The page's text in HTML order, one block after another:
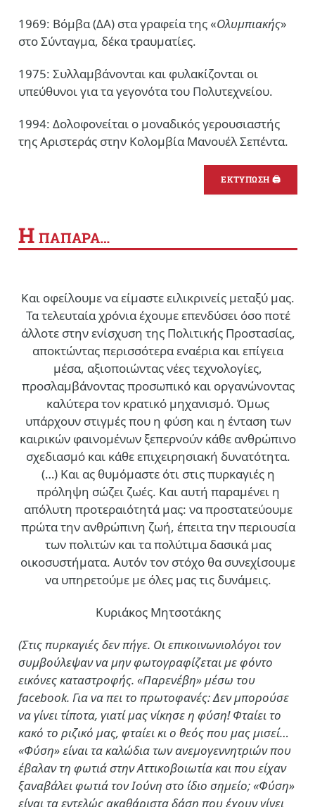
1969: Βόμβα (ΔΑ) στα γραφεία της «Ολυμπιακής»
στο Σύνταγμα, δέκα τραυματίες.
1975: Συλλαμβάνονται και φυλακίζονται οι
υπεύθυνοι για τα γεγονότα του Πολυτεχνείου.
1994: Δολοφονείται ο μοναδικός γερουσιαστής
της Αριστεράς στην Κολομβία Μανουέλ Σεπέντα.
ΕΚΤΥΠΩΣΗ 🖨
Η ΠΑΠΑΡΑ…
Και οφείλουμε να είμαστε ειλικρινείς μεταξύ μας.
Τα τελευταία χρόνια έχουμε επενδύσει όσο ποτέ
άλλοτε στην ενίσχυση της Πολιτικής Προστασίας,
αποκτώντας περισσότερα εναέρια και επίγεια
μέσα, αξιοποιώντας νέες τεχνολογίες,
προσλαμβάνοντας προσωπικό και οργανώνοντας
καλύτερα τον κρατικό μηχανισμό. Όμως
υπάρχουν στιγμές που η φύση και η ένταση των
καιρικών φαινομένων ξεπερνούν κάθε ανθρώπινο
σχεδιασμό και κάθε επιχειρησιακή δυνατότητα.
(…) Και ας θυμόμαστε ότι στις πυρκαγιές η
πρόληψη σώζει ζωές. Και αυτή παραμένει η
απόλυτη προτεραιότητά μας: να προστατεύουμε
πρώτα την ανθρώπινη ζωή, έπειτα την περιουσία
των πολιτών και τα πολύτιμα δασικά μας
οικοσυστήματα. Αυτόν τον στόχο θα συνεχίσουμε
να υπηρετούμε με όλες μας τις δυνάμεις.
Κυριάκος Μητσοτάκης
(Στις πυρκαγιές δεν πήγε. Οι επικοινωνιολόγοι τον
συμβούλεψαν να μην φωτογραφίζεται με φόντο
εικόνες καταστροφής. «Παρενέβη» μέσω του
facebook. Για να πει το πρωτοφανές: Δεν μπορούσε
να γίνει τίποτα, γιατί μας νίκησε η φύση! Φταίει το
κακό το ριζικό μας, φταίει κι ο θεός που μας μισεί…
«Φύση» είναι τα καλώδια των ανεμογεννητριών που
έβαλαν τη φωτιά στην Αττικοβοιωτία και που είχαν
ξαναβάλει φωτιά τον Ιούνη στο ίδιο σημείο; «Φύση»
είναι τα εντελώς ακαθάριστα δάση που έχουν γίνει